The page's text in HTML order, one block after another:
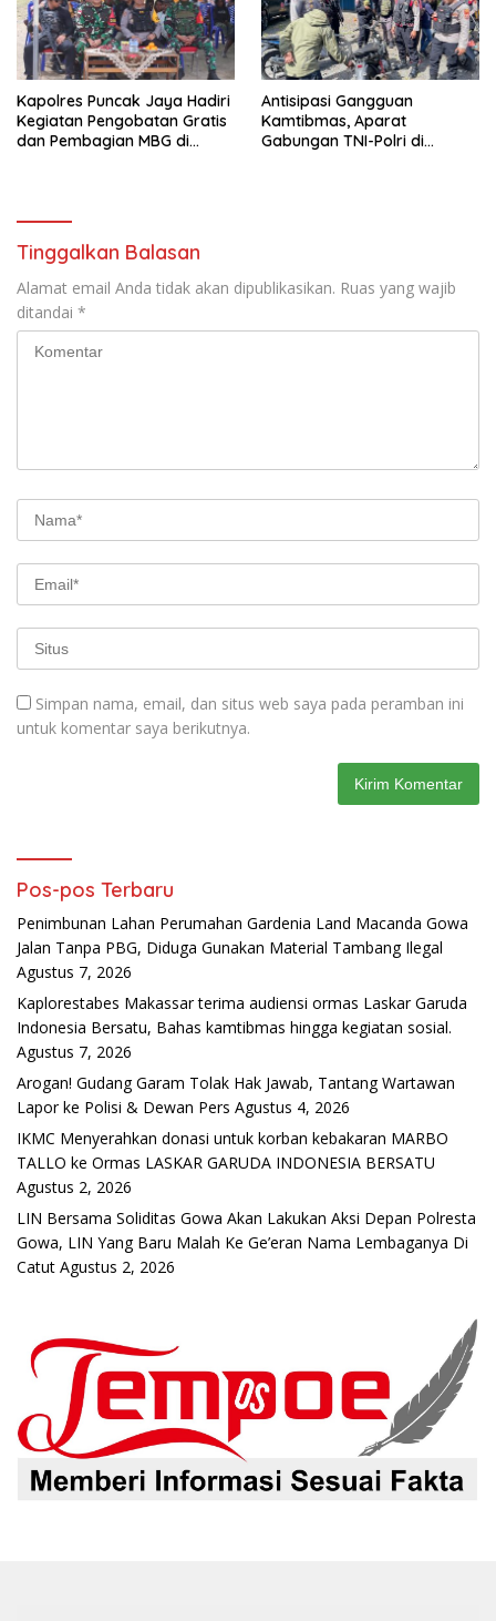
Kapolres Puncak Jaya Hadiri
Kegiatan Pengobatan Gratis
dan Pembagian MBG di
Antisipasi Gangguan
Kamtibmas, Aparat
Gabungan TNI-Polri di
Tinggalkan Balasan
Alamat email Anda tidak akan dipublikasikan. Ruas yang wajib
ditandai *
Simpan nama, email, dan situs web saya pada peramban ini
untuk komentar saya berikutnya.
Pos-pos Terbaru
Penimbunan Lahan Perumahan Gardenia Land Macanda Gowa
Jalan Tanpa PBG, Diduga Gunakan Material Tambang Ilegal
Agustus 7, 2026
Kaplorestabes Makassar terima audiensi ormas Laskar Garuda
Indonesia Bersatu, Bahas kamtibmas hingga kegiatan sosial.
Agustus 7, 2026
Arogan! Gudang Garam Tolak Hak Jawab, Tantang Wartawan
Lapor ke Polisi & Dewan Pers Agustus 4, 2026
IKMC Menyerahkan donasi untuk korban kebakaran MARBO
TALLO ke Ormas LASKAR GARUDA INDONESIA BERSATU
Agustus 2, 2026
LIN Bersama Soliditas Gowa Akan Lakukan Aksi Depan Polresta
Gowa, LIN Yang Baru Malah Ke Ge’eran Nama Lembaganya Di
Catut Agustus 2, 2026